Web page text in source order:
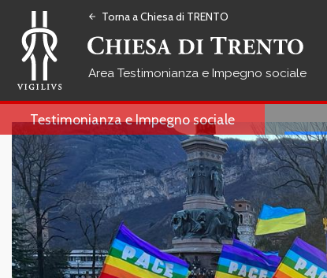
arrow_back Torna a Chiesa di TRENTO
Testimonianza e Impegno sociale
Testimonianza e Impegno sociale